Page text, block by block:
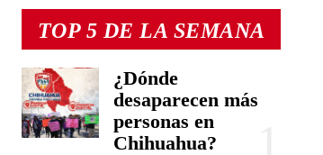
TOP 5 DE LA SEMANA
¿Dónde
desaparecen más
personas en
Chihuahua?